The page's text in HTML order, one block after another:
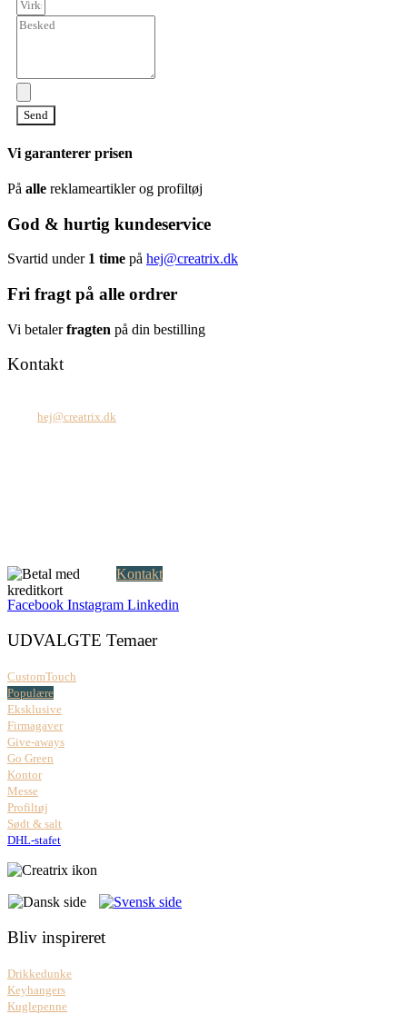
Send
Vi garanterer prisen
På alle reklameartikler og profiltøj
God & hurtig kundeservice
Svartid under 1 time på hej@creatrix.dk
Fri fragt på alle ordrer
Vi betalerfragten på din bestilling
Kontakt
hej@creatrix.dk
Kontakt
Facebook Instagram Linkedin
UDVALGTE Temaer
CustomTouch
Populære
Eksklusive
Firmagaver
Give-aways
Go Green
Kontor
Messe
Profiltøj
Sødt & salt
DHL-stafet
Bliv inspireret
Drikkedunke
Keyhangers
Kuglepenne